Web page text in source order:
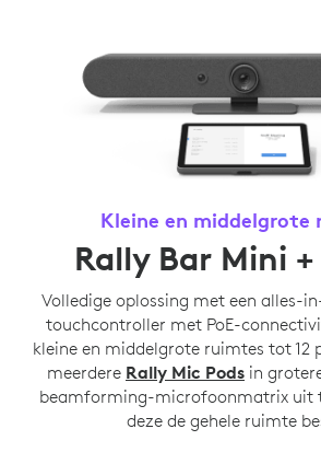
Kleine en middelgrote
Rally Bar Mini +
Volledige oplossing met een alles-
touchcontroller met PoE-
kleine en middelgrote ruimtes tot 12
meerdere Rally Mic Pods in
beamforming-microfoonmatrix uit
deze de gehele ruimte